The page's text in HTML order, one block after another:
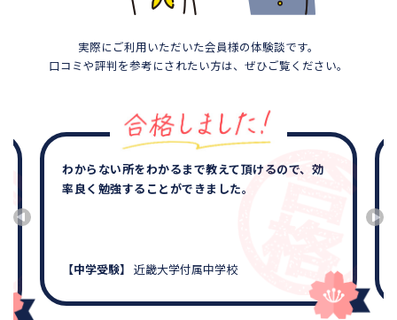
実際にご利用いただいた会員様の体験談です。
口コミや評判を参考にされたい方は、ぜひご覧ください。
わからない所をわかるまで教えて頂けるので、効
率良く勉強することができました。
【中学受験】 近畿大学付属中学校